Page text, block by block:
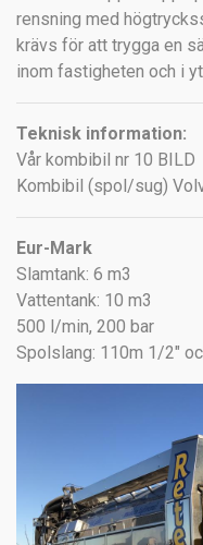
rensning med
krävs för att trygga en
inom fastigheten och i
Teknisk information:
Vår kombibil nr 10 BILD
Kombibil (spol/sug)
Eur-Mark
Slamtank: 6 m3
Vattentank: 10 m3
500 l/min, 200 bar
Spolslang: 110m 1/2"